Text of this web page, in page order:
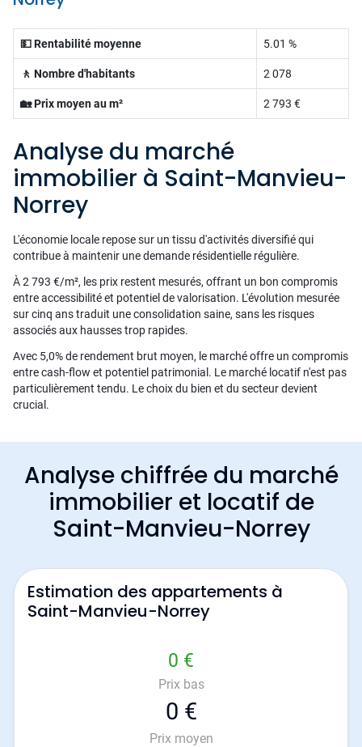
💵 Rentabilité moyenne 5.01 %
🚶 Nombre d'habitants 2 078
🏡 Prix moyen au m² 2 793 €
Analyse du marché
immobilier à Saint-Manvieu-
Norrey
L'économie locale repose sur un tissu d'activités diversifié qui
contribue à maintenir une demande résidentielle régulière.
À 2 793 €/m², les prix restent mesurés, offrant un bon compromis
entre accessibilité et potentiel de valorisation. L'évolution mesurée
sur cinq ans traduit une consolidation saine, sans les risques
associés aux hausses trop rapides.
Avec 5,0% de rendement brut moyen, le marché offre un compromis
entre cash-flow et potentiel patrimonial. Le marché locatif n'est pas
particulièrement tendu. Le choix du bien et du secteur devient
crucial.
Analyse chiffrée du marché
immobilier et locatif de
Saint-Manvieu-Norrey
Estimation des appartements à
Saint-Manvieu-Norrey
0 €
Prix bas
0 €
Prix moyen